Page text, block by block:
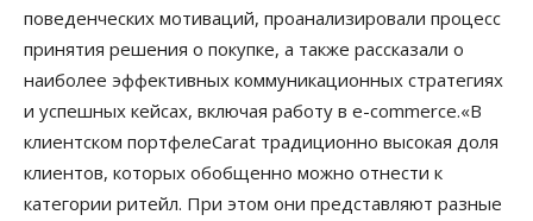
поведенческих мотиваций, проанализировали процесс
принятия решения о покупке, а также рассказали о
наиболее эффективных коммуникационных стратегиях
и успешных кейсах, включая работу в e-commerce.«В
клиентском портфелеCarat традиционно высокая доля
клиентов, которых обобщенно можно отнести к
категории ритейл. При этом они представляют разные